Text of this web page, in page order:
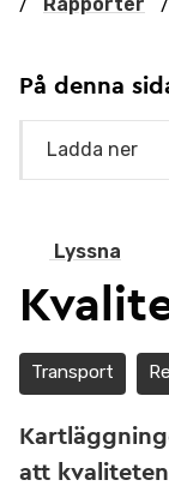
Lyssna
Transport
att
På denna
Ladda ner